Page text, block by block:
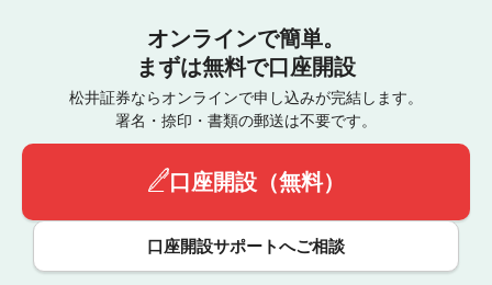
オンラインで簡単。
まずは無料で口座開設
松井証券ならオンラインで申し込みが完結します。
署名・捺印・書類の郵送は不要です。
口座開設（無料）
口座開設サポートへご相談